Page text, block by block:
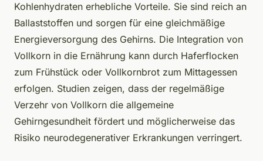
Kohlenhydraten erhebliche Vorteile. Sie sind reich an
Ballaststoffen und sorgen für eine gleichmäßige
Energieversorgung des Gehirns. Die Integration von
Vollkorn in die Ernährung kann durch Haferflocken
zum Frühstück oder Vollkornbrot zum Mittagessen
erfolgen. Studien zeigen, dass der regelmäßige
Verzehr von Vollkorn die allgemeine
Gehirngesundheit fördert und möglicherweise das
Risiko neurodegenerativer Erkrankungen verringert.